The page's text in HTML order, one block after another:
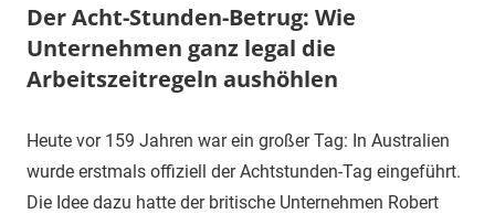
Der Acht-Stunden-Betrug: Wie
Unternehmen ganz legal die
Arbeitszeitregeln aushöhlen
Heute vor 159 Jahren war ein großer Tag: In Australien
wurde erstmals offiziell der Achtstunden-Tag eingeführt.
Die Idee dazu hatte der britische Unternehmen Robert